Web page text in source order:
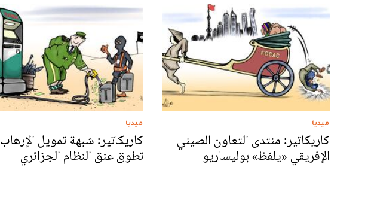
ميديا
كاريكاتير: منتدى التعاون الصيني
الإفريقي «يلفظ» بوليساريو
ميديا
كاريكاتير: شبهة تمويل الإرهاب
تطوق عنق النظام الجزائري